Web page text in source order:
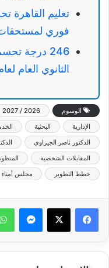
فوري لمستحقات
246 درجة
الثانوي العام لعام
الوسوم 2026 / 2027
الإدارية
البحثية
الدكتور ناصر الجيزاوي
المقابلات الشخصية
خطط التطوير
مجلس أمناء